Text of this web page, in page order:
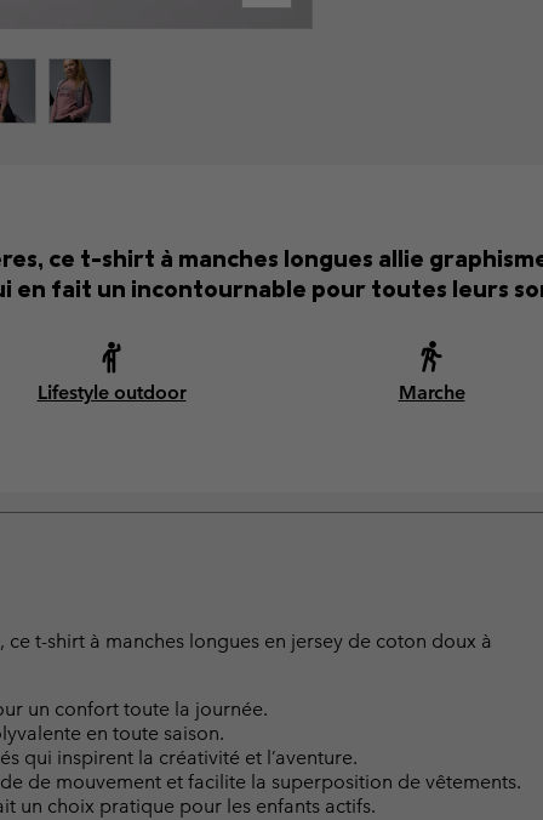
ce t-shirt à manches longues allie
en fait un incontournable pour toutes leurs
Lifestyle outdoor Marche
t-shirt à manches longues en jersey de coton doux à
un confort toute la journée.
en toute saison.
qui inspirent la créativité et l’aventure.
de mouvement et facilite la superposition de vêtements.
un choix pratique pour les enfants actifs.